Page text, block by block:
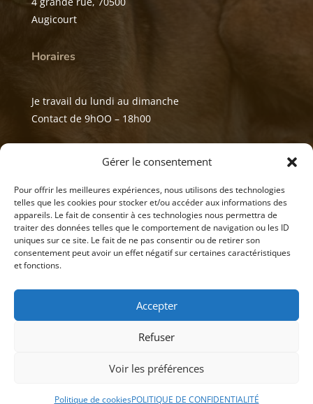
Gérer le consentement
Pour offrir les meilleures expériences, nous utilisons des technologies
telles que les cookies pour stocker et/ou accéder aux informations des
appareils. Le fait de consentir à ces technologies nous permettra de
traiter des données telles que le comportement de navigation ou les ID
uniques sur ce site. Le fait de ne pas consentir ou de retirer son
consentement peut avoir un effet négatif sur certaines caractéristiques
et fonctions.
Accepter
Refuser
Voir les préférences
Politique de cookiesPOLITIQUE DE CONFIDENTIALITÉ
Augicourt
Horaires
Je travail du lundi au dimanche
Contact de 9hOO – 18h00
© 2026 M Development–Mentions légales